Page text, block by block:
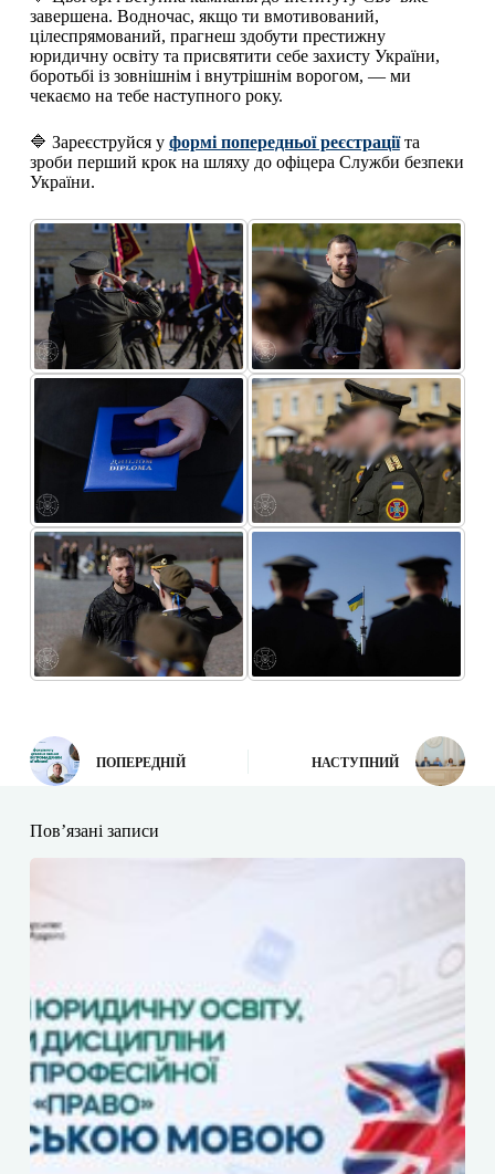
завершена. Водночас, якщо ти вмотивований,
цілеспрямований, прагнеш здобути престижну
юридичну освіту та присвятити себе захисту України,
боротьбі із зовнішнім і внутрішнім ворогом, — ми
чекаємо на тебе наступного року.
🔷 Зареєструйся у формі попередньої реєстрації та
зроби перший крок на шляху до офіцера Служби безпеки
України.
ПОПЕРЕДНІЙ НАСТУПНИЙ
Пов’язані записи